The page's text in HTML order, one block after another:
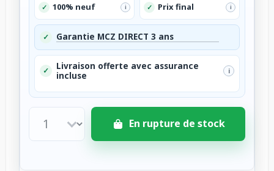
✓ 100% neuf i ✓ Prix final i
✓ Garantie MCZ DIRECT 3 ans
✓
Livraison offerte avec assurance
incluse
i
En rupture de stock